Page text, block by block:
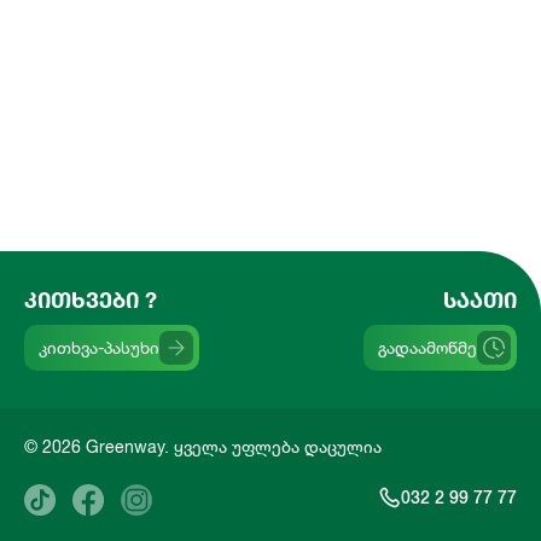
ᲙᲘᲗᲮᲕᲔᲑᲘ ?
კითხვა-პასუხი
ᲡᲐᲐᲗᲘ
გადაამოწმე
© 2026 Greenway. ყველა უფლება დაცულია
032 2 99 77 77